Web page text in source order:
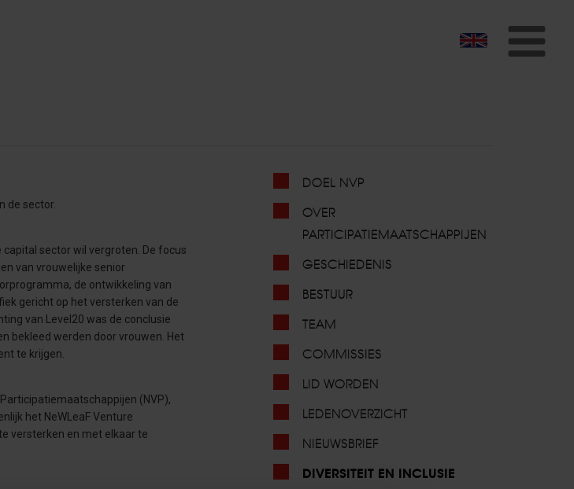
DOEL NVP
OVER
PARTICIPATIEMAATSCHAPPIJEN
GESCHIEDENIS
BESTUUR
TEAM
COMMISSIES
LID WORDEN
LEDENOVERZICHT
NIEUWSBRIEF
DIVERSITEIT EN INCLUSIE
de sector.
sector wil vergroten. De focus
van vrouwelijke senior
de ontwikkeling van
gericht op het versterken van de
van Level20 was de conclusie
bekleed werden door vrouwen. Het
te krijgen.
(NVP),
het NeWLeaF Venture
versterken en met elkaar te